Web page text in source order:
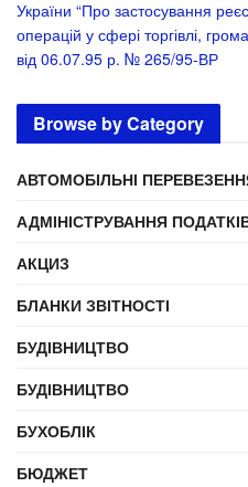
України “Про застосування
операцій у сфері торгівлі,
від 06.07.95 р. № 265/95-ВР
Browse by Category
АВТОМОБІЛЬНІ
АДМІНІСТРУВАННЯ
АКЦИЗ
БЛАНКИ ЗВІТНОСТІ
БУДІВНИЦТВО
БУДІВНИЦТВО
БУХОБЛІК
БЮДЖЕТ